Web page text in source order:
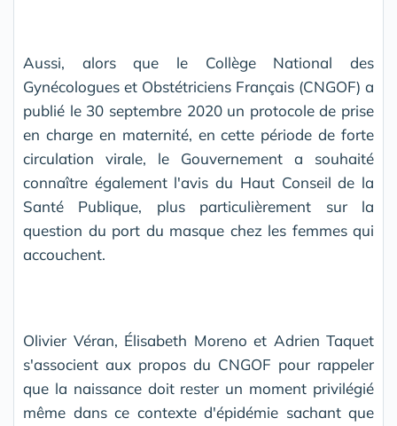
Aussi, alors que le Collège National des
Gynécologues et Obstétriciens Français (CNGOF) a
publié le 30 septembre 2020 un protocole de prise
en charge en maternité, en cette période de forte
circulation virale, le Gouvernement a souhaité
connaître également l'avis du Haut Conseil de la
Santé Publique, plus particulièrement sur la
question du port du masque chez les femmes qui
accouchent.
Olivier Véran, Élisabeth Moreno et Adrien Taquet
s'associent aux propos du CNGOF pour rappeler
que la naissance doit rester un moment privilégié
même dans ce contexte d'épidémie sachant que